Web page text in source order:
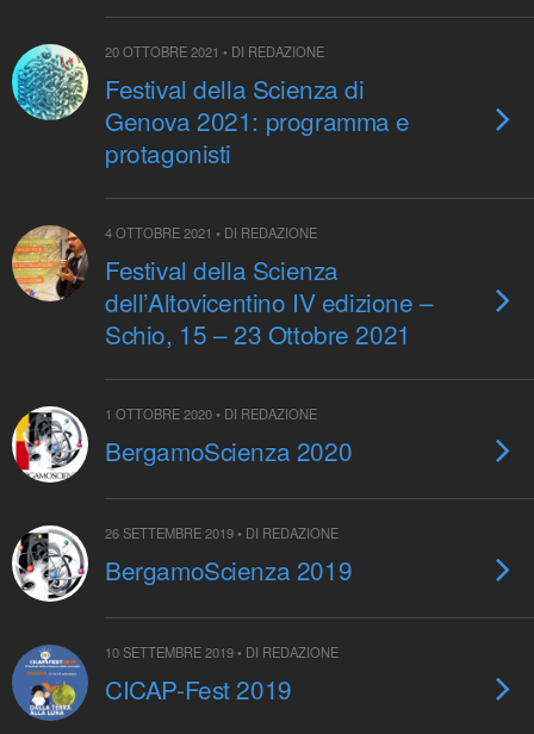
20 OTTOBRE 2021 • DI REDAZIONE
Festival della Scienza di
Genova 2021: programma e
protagonisti
4 OTTOBRE 2021 • DI REDAZIONE
Festival della Scienza
dell’Altovicentino IV edizione –
Schio, 15 – 23 Ottobre 2021
1 OTTOBRE 2020 • DI REDAZIONE
BergamoScienza 2020
26 SETTEMBRE 2019 • DI REDAZIONE
BergamoScienza 2019
10 SETTEMBRE 2019 • DI REDAZIONE
CICAP-Fest 2019